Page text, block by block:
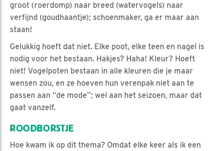
groot (roerdomp) naar breed (watervogels) naar
verfijnd (goudhaantje); schoenmaker, ga er maar aan
staan!
Gelukkig hoeft dat niet. Elke poot, elke teen en nagel is
nodig voor het bestaan. Hakjes? Haha! Kleur? Hoeft
niet! Vogelpoten bestaan in alle kleuren die je maar
wensen zou, en ze hoeven hun verenpak niet aan te
passen aan “de mode”; wel aan het seizoen, maar dat
gaat vanzelf.
ROODBORSTJE
Hoe kwam ik op dit thema? Omdat elke keer als ik een